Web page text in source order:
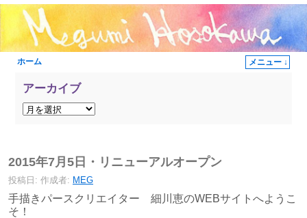
ホーム
メニュー ↓
アーカイブ
2015年7月5日・リニューアルオープン
投稿日: 作成者: MEG
手描きパースクリエイター 細川恵のWEBサイトへようこ
そ！